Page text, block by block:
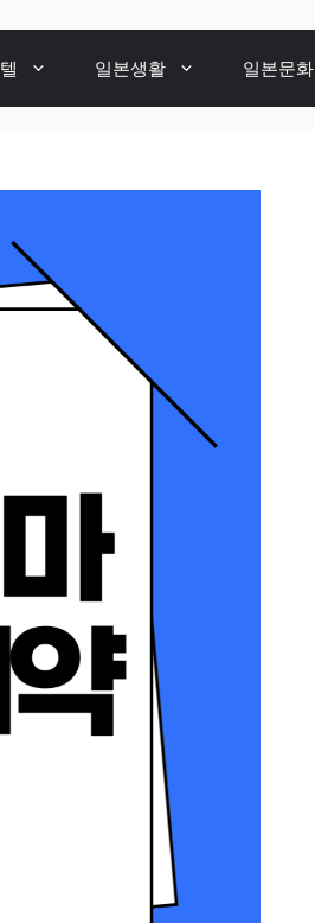
일본생활 일본문화